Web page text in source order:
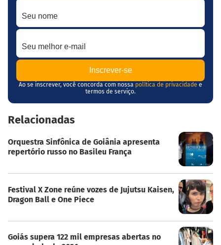
Seu nome
Seu melhor e-mail
Ao se inscrever, você concorda com nossa política de privacidade e
termos de serviço.
Relacionadas
Orquestra Sinfônica de Goiânia apresenta
repertório russo no Basileu França
Festival X Zone reúne vozes de Jujutsu Kaisen,
Dragon Ball e One Piece
Goiás supera 122 mil empresas abertas no